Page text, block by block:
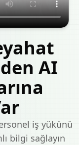
AI
iş yükünü
bilgi sağlayın